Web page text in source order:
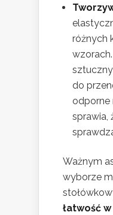
różnych
do
odporne
sprawia,
Ważnym
wyborze
łatwość